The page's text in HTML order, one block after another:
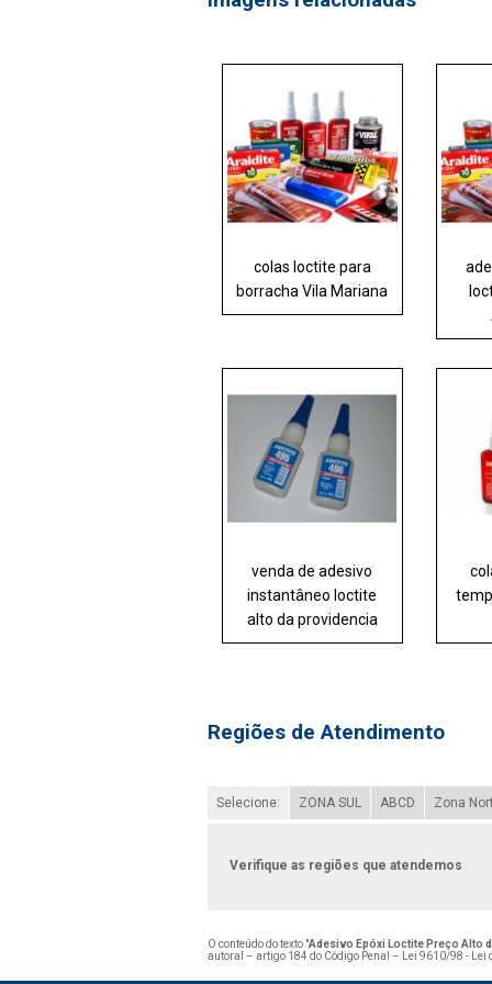
colas loctite para
borracha Vila Mariana
venda de adesivo
instantâneo loctite
alto da providencia
Regiões de Atendimento
Selecione: ZONA SUL ABCD Zona
Verifique as regiões que atendemos
O conteúdo do texto "Adesivo Epóxi Loctite Preço Alto
autoral – artigo 184 do Código Penal –
Lei 9610/98 -